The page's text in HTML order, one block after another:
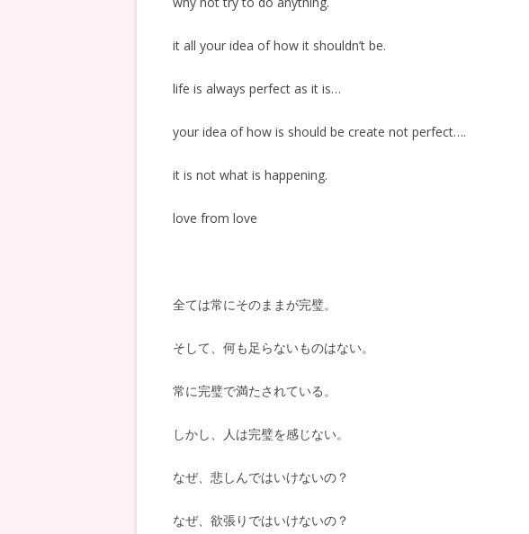
it all your idea of how it shouldn’t be.
life is always perfect as it is…
your idea of how is should be create not perfect….
it is not what is happening.
love from love
全ては常にそのままが完璧。
そして、何も足らないものはない。
常に完璧で満たされている。
しかし、人は完璧を感じない。
なぜ、悲しんではいけないの？
なぜ、欲張りではいけないの？